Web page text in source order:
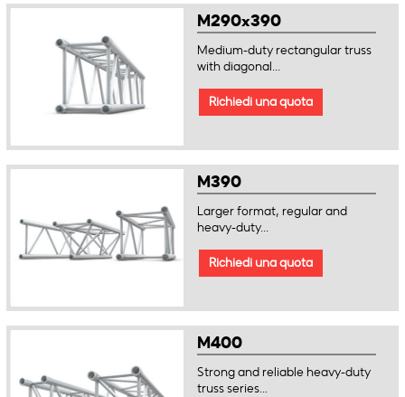
M290x390
Medium-duty rectangular truss
with diagonal...
Richiedi una quota
M390
Larger format, regular and
heavy-duty...
Richiedi una quota
M400
Strong and reliable heavy-duty
truss series...